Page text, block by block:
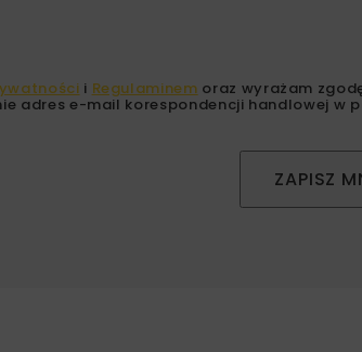
i Regulaminem oraz wyrażam
adres e-mail korespondencji handlowej w
ZAPISZ